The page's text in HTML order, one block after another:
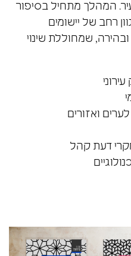
המהלך מתחיל בסיפור
רחב של יישומים
שמחוללת שינוי
לערים ואזורים
דעת קהל